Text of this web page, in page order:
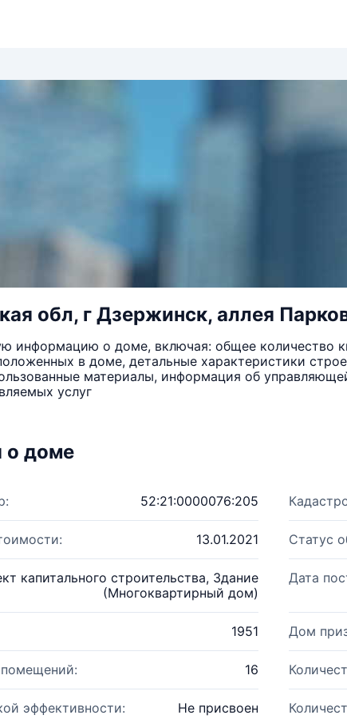
обл, г Дзержинск, аллея
информацию о доме, включая: общее количество
в доме, детальные характеристики
материалы, информация об
услуг
о доме
52:21:0000076:205
13.01.2021 Статус
капитального строительства, Здание
(Многоквартирный дом)
Дата
1951 Дом
16
эффективности: Не присвоен